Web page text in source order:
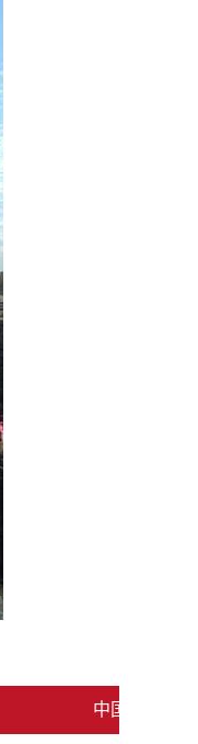
中国网